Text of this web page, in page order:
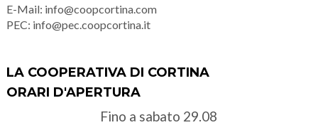
E-Mail: info@coopcortina.com
PEC: info@pec.coopcortina.it
LA COOPERATIVA DI CORTINA
ORARI D'APERTURA
Fino a sabato 29.08